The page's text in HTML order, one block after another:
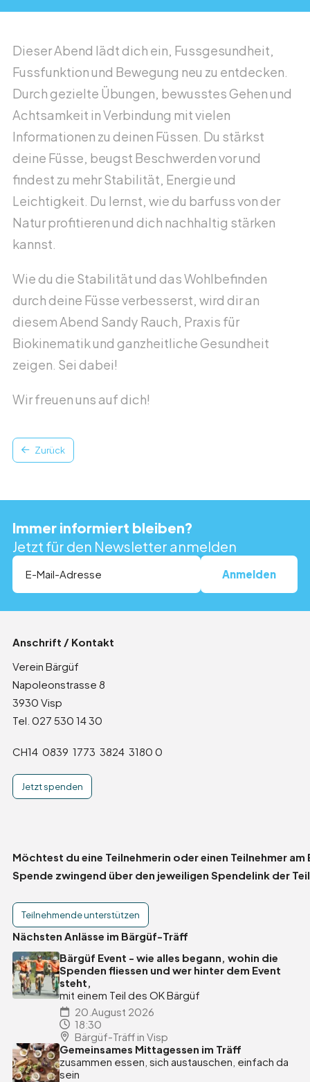
Häufige Fragen zum Träff
Stimmen zum Träff
Team von Bärgüf-Träff
Lage & Öffnungszeiten
In den Medien
Unser Engagement
Begegnungen schaffen
Was wir bieten
Zurück zur Übersicht
Hilft
Dieser Abend lädt dich ein, Fussgesundheit,
Fussfunktion und Bewegung neu zu entdecken.
Durch gezielte Übungen, bewusstes Gehen und
Achtsamkeit in Verbindung mit vielen
Informationen zu deinen Füssen. Du stärkst
deine Füsse, beugst Beschwerden vor und
findest zu mehr Stabilität, Energie und
Leichtigkeit. Du lernst, wie du barfuss von der
Natur profitieren und dich nachhaltig stärken
kannst.
Wie du die Stabilität und das Wohlbefinden
durch deine Füsse verbesserst, wird dir an
diesem Abend Sandy Rauch, Praxis für
Biokinematik und ganzheitliche Gesundheit
zeigen. Sei dabei!
Wir freuen uns auf dich!
Zurück
Immer informiert bleiben?
Jetzt für den Newsletter anmelden
Anschrift / Kontakt
Verein Bärgüf
Napoleonstrasse 8
3930 Visp
Tel. 027 530 14 30
CH14 0839 1773 3824 3180 0
Jetzt spenden
Möchtest du eine Teilnehmerin oder einen Teilnehmer
Spende zwingend über den jeweiligen Spendelink der
Teilnehmende unterstützen
Nächsten Anlässe im Bärgüf-Träff
Bärgüf Event - wie alles begann, wohin die
Spenden fliessen und wer hinter dem Event
steht,
mit einem Teil des OK Bärgüf
20.August 2026
18:30
Bärgüf-Träff in Visp
Gemeinsames Mittagessen im Träff
zusammen essen, sich austauschen, einfach da
sein